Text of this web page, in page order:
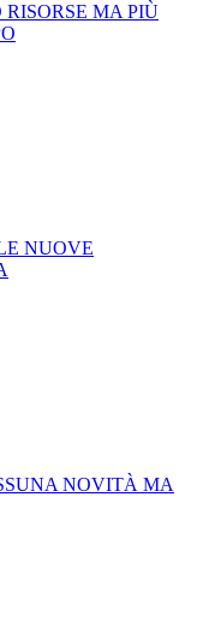
MA PIÙ
NUOVE
NOVITÀ MA